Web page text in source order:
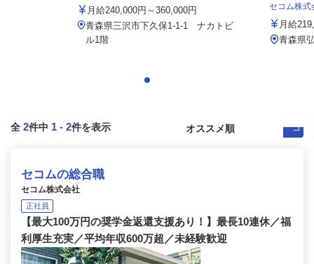
月給240,000円～360,000円
青森県三沢市下久保1-1-1 ナカトビ
ル1階
セコム株式
月給
青森県
全 2件中 1 - 2件を表示
セコムの総合職
セコム株式会社
正社員
【最大100万円の奨学金返還支援あり！】最長10連休／福
利厚生充実／平均年収600万超／未経験歓迎